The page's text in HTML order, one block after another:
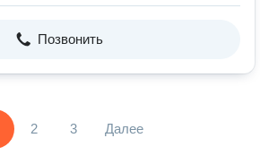
Позвонить
2 3 Далее